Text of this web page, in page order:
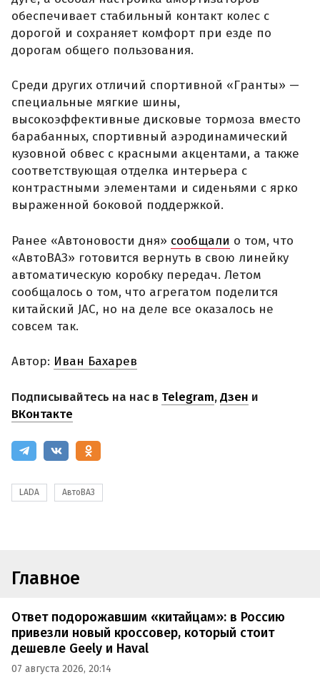
обеспечивает стабильный контакт колес с
дорогой и сохраняет комфорт при езде по
дорогам общего пользования.
Среди других отличий спортивной «Гранты» —
специальные мягкие шины,
высокоэффективные дисковые тормоза вместо
барабанных, спортивный аэродинамический
кузовной обвес с красными акцентами, а также
соответствующая отделка интерьера с
контрастными элементами и сиденьями с ярко
выраженной боковой поддержкой.
Ранее «Автоновости дня» сообщали о том, что
«АвтоВАЗ» готовится вернуть в свою линейку
автоматическую коробку передач. Летом
сообщалось о том, что агрегатом поделится
китайский JAC, но на деле все оказалось не
совсем так.
Автор: Иван Бахарев
Подписывайтесь на нас в Telegram,Дзен и
ВКонтакте
LADA АвтоВАЗ
Главное
Ответ подорожавшим «китайцам»: в Россию
привезли новый кроссовер, который стоит
дешевле Geely и Haval
07 августа 2026, 20:14